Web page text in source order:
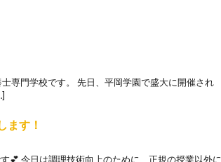
専門学校です。 先日、平岡学園で盛大に開催され
ます！
💕 今日は調理技術向上のために、正規の授業以外に